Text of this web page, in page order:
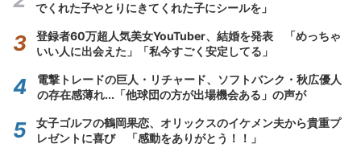
でくれた子やとりにきてくれた子にシールを」
登録者60万超人気美女YouTuber、結婚を発表 「めっちゃ
いい人に出会えた」「私今すごく安定してる」
電撃トレードの巨人・リチャード、ソフトバンク・秋広優人
の存在感薄れ...「他球団の方が出場機会ある」の声が
女子ゴルフの鶴岡果恋、オリックスのイケメン夫から貴重プ
レゼントに喜び 「感動をありがとう！！」